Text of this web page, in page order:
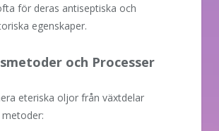
för deras antiseptiska och
egenskaper.
och Processer
eteriska oljor från växtdelar